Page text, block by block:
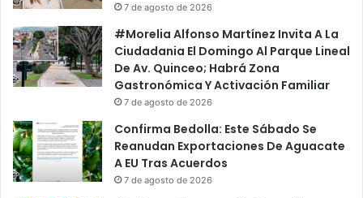
7 de agosto de 2026
#Morelia Alfonso Martínez Invita A La
Ciudadania El Domingo Al Parque Lineal
De Av. Quinceo; Habrá Zona
Gastronómica Y Activación Familiar
7 de agosto de 2026
Confirma Bedolla: Este Sábado Se
Reanudan Exportaciones De Aguacate
A EU Tras Acuerdos
7 de agosto de 2026